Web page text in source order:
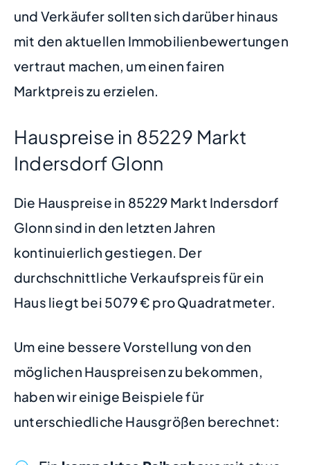
und Verkäufer sollten sich darüber hinaus
mit den aktuellen Immobilienbewertungen
vertraut machen, um einen fairen
Marktpreis zu erzielen.
Hauspreise in 85229 Markt
Indersdorf Glonn
Die Hauspreise in 85229 Markt Indersdorf
Glonn sind in den letzten Jahren
kontinuierlich gestiegen. Der
durchschnittliche Verkaufspreis für ein
Haus liegt bei 5079 € pro Quadratmeter.
Um eine bessere Vorstellung von den
möglichen Hauspreisen zu bekommen,
haben wir einige Beispiele für
unterschiedliche Hausgrößen berechnet: